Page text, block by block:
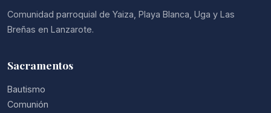
Comunidad parroquial de Yaiza, Playa Blanca, Uga y Las
Breñas en Lanzarote.
Sacramentos
Bautismo
Comunión